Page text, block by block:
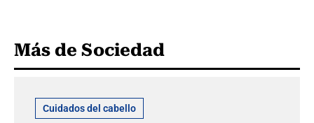
Más de Sociedad
Cuidados del cabello